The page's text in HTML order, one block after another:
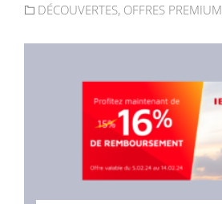
DÉCOUVERTES, OFFRES PREMIUM